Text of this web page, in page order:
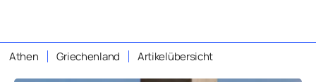
Athen Griechenland Artikelübersicht